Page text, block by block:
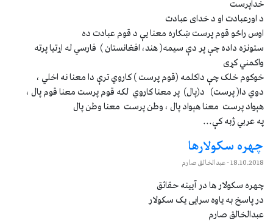
خداپرست
د اورعبادت او د خداى عبادت
اوس راځو قوم پرست ښکاره معنا يې د قوم عبادت ده
ستونزه داده چې پر دې سيمه( هند، افغانستان ) فارسي له اړتيا پرته
واکمني کړى
خوکوم خلک چې داکلمه (قوم پرست ) کاروي ترې دا معنا نه اخلي ،
دوي دا( پرست) د(پال) پر معنا کاروي لکه قوم پرست معنا قوم پال ،
هېواد پرست معنا هېواد پال ، وطن پرست معنا وطن پال
په عربي ژبه کې...
چهره سکولارها
18.10.2018- عبدالخالق صارم
چهره سکولار ها در آیینه حقائق
در پاسخ به یاوه سرایی یک سکولار
عبدالخالق صارم